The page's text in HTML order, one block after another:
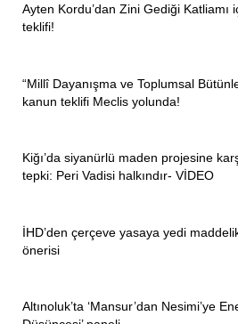
Ayten Kordu’dan Zini Gediği Katliamı
teklifi!
“Millî Dayanışma ve Toplumsal
kanun teklifi Meclis yolunda!
Kiğı’da siyanürlü maden projesine
tepki: Peri Vadisi halkındır- VİDEO
İHD’den çerçeve yasaya yedi
önerisi
Altınoluk’ta ‘Mansur’dan Nesimi’ye